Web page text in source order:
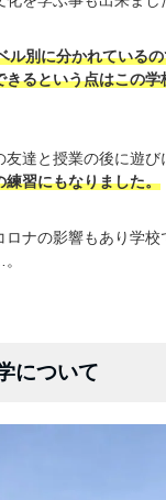
ル別に分かれている
きるという点はこの
友達と授業の後に遊
練習にもなりました。
ロナの影響もあり学
について